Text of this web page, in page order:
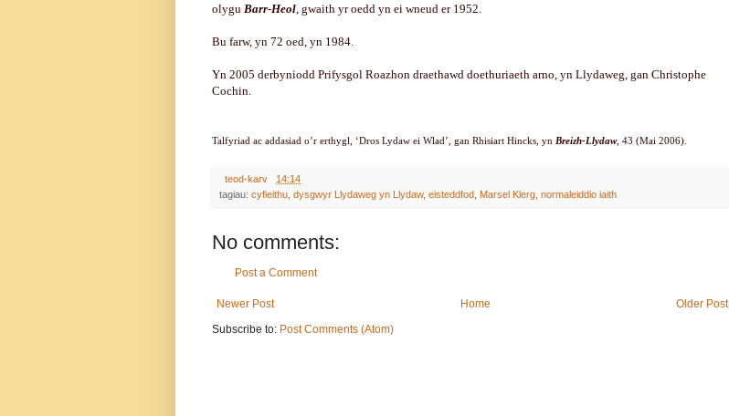
olygu Barr-Heol , gwaith yr oedd yn ei wneud er 1952.
Bu farw, yn 72 oed, yn 1984.
Yn 2005 derbyniodd Prifysgol Roazhon draethawd doethuriaeth arno, yn Llydaweg, gan Christophe
Cochin.
Talfyriad ac addasiad o’r erthygl, ‘Dros Lydaw ei Wlad’, gan Rhisiart Hincks, yn Breizh-Llydaw, 43 (Mai 2006).
teod-karv
14:14
tagiau: cyfieithu dysgwyr Llydaweg yn Llydaw, eisteddfod Marsel Klerg normaleiddio iaith
No comments:
Post a Comment
Newer Post Older Post
Home
Subscribe to: Post Comments (Atom)